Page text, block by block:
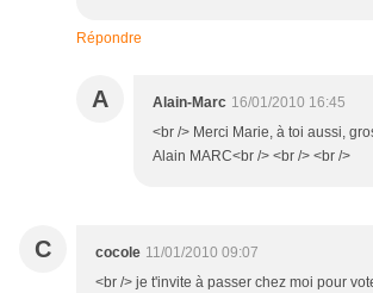
Répondre
A Alain-Marc 16/01/2010 16:45
<br /> Merci Marie, à toi aussi,
Alain MARC<br /> <br /> <br />
C cocole 11/01/2010 09:07
<br /> je t'invite à passer chez moi pour